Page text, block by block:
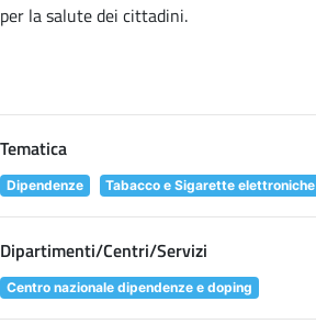
per la salute dei cittadini.
Tematica
Dipendenze Tabacco e Sigarette elettroniche
Dipartimenti/Centri/Servizi
Centro nazionale dipendenze e doping